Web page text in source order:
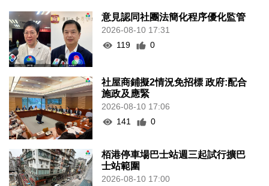
意見認同社團法簡化程序優化監管
2026-08-10 17:31
119
0
社屋商鋪擬2情況免招標 政府:配合
施政及應緊
2026-08-10 17:06
141
0
栢港停車場巴士站週三起試行擴巴
士站範圍
2026-08-10 17:00